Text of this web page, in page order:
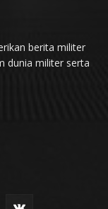
berita militer
dunia militer serta